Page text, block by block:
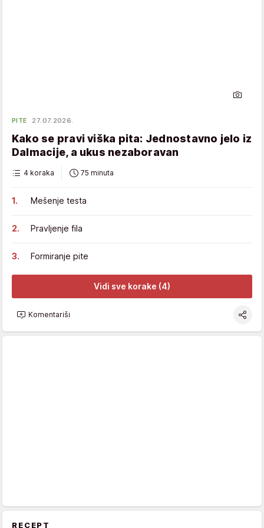
PITE 27.07.2026.
Kako se pravi viška pita: Jednostavno jelo iz
Dalmacije, a ukus nezaboravan
4 koraka 75 minuta
Mešenje testa
Pravljenje fila
Formiranje pite
Vidi sve korake (4)
Komentariši
RECEPT